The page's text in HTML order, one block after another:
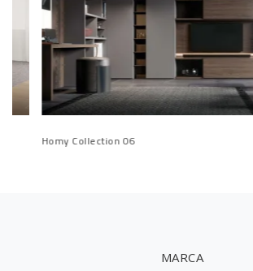
Homy Collection 06
MARCA